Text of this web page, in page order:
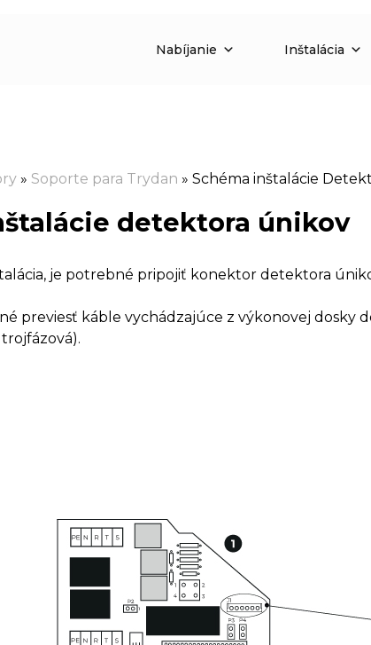
Nabíjanie Inštalácia
» Soporte para Trydan » Schéma inštalácie
detektora únikov
je potrebné pripojiť konektor detektora
previesť káble vychádzajúce z výkonovej dosky